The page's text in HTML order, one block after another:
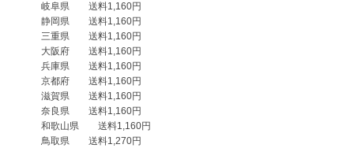
岐阜県　　送料1,160円
静岡県　　送料1,160円
三重県　　送料1,160円
大阪府　　送料1,160円
兵庫県　　送料1,160円
京都府　　送料1,160円
滋賀県　　送料1,160円
奈良県　　送料1,160円
和歌山県　　送料1,160円
鳥取県　　送料1,270円